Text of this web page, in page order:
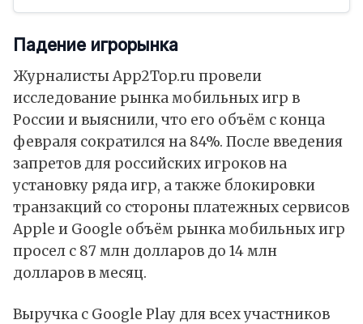
Падение игрорынка
Журналисты App2Top.ru провели
исследование рынка мобильных игр в
России и выяснили, что его объём с конца
февраля сократился на 84%. После введения
запретов для российских игроков на
установку ряда игр, а также блокировки
транзакций со стороны платежных сервисов
Apple и Google объём рынка мобильных игр
просел с 87 млн долларов до 14 млн
долларов в месяц.
Выручка с Google Play для всех участников